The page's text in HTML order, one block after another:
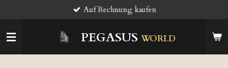
Hauptinhalt
springen
PEGASUS WORLD
Auf Rechnung kaufen